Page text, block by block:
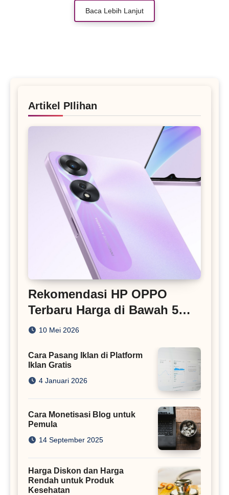
Baca Lebih Lanjut
Artikel PIlihan
Rekomendasi HP OPPO
Terbaru Harga di Bawah 5
Juta
10 Mei 2026
Cara Pasang Iklan di Platform
Iklan Gratis
4 Januari 2026
Cara Monetisasi Blog untuk
Pemula
14 September 2025
Harga Diskon dan Harga
Rendah untuk Produk
Kesehatan